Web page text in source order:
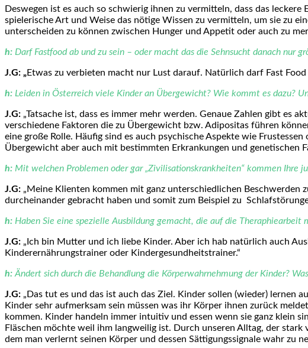
Deswegen ist es auch so schwierig ihnen zu vermitteln, dass das
spielerische Art und Weise das nötige Wissen zu vermitteln, um sie zu
unterscheiden zu können zwischen Hunger und Appetit oder auch zu
h: Darf Fastfood ab und zu sein – oder macht das die Sehnsucht danach nur
J.G: „Etwas zu verbieten macht nur Lust darauf. Natürlich darf Fast
h: Leiden in Österreich viele Kinder an Übergewicht? Wie kommt es dazu?
J.G: „Tatsache ist, dass es immer mehr werden. Genaue Zahlen gibt es
verschiedene Faktoren die zu Übergewicht bzw. Adipositas führen
eine große Rolle. Häufig sind es auch psychische Aspekte wie
Übergewicht aber auch mit bestimmten Erkrankungen und genetischen
h: Mit welchen Problemen oder gar „Zivilisationskrankheiten“ kommen Ihre
J.G: „Meine Klienten kommen mit ganz unterschiedlichen Beschwerden
durcheinander gebracht haben und somit zum Beispiel zu
h: Haben Sie eine spezielle Ausbildung gemacht, die auf die Theraphiearbeit
J.G: „Ich bin Mutter und ich liebe Kinder. Aber ich hab natürlich auch
Kinderernährungstrainer oder Kindergesundheitstrainer.“
h: Ändert sich durch die Behandlung die Körperwahrnehmung der Kinder?
J.G: „Das tut es und das ist auch das Ziel. Kinder sollen (wieder) lernen
Kinder sehr aufmerksam sein müssen was ihr Körper ihnen zurück
kommen. Kinder handeln immer intuitiv und essen wenn sie ganz klein
Fläschen möchte weil ihm langweilig ist. Durch unseren Alltag, der stark
dem man verlernt seinen Körper und dessen Sättigungssignale wahr zu